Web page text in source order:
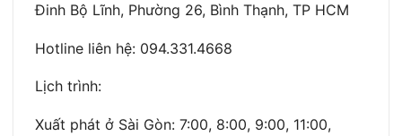
Đinh Bộ Lĩnh, Phường 26, Bình Thạnh, TP HCM
Hotline liên hệ: 094.331.4668
Lịch trình:
Xuất phát ở Sài Gòn: 7:00, 8:00, 9:00, 11:00,